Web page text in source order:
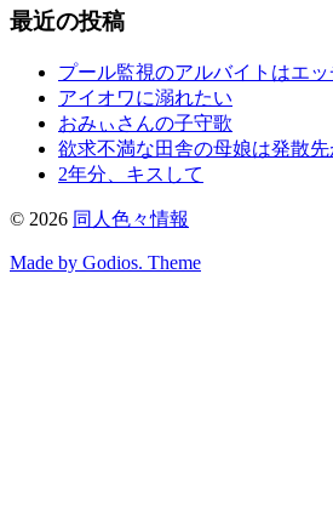
最近の投稿
プール監視のアルバイトはエ
アイオワに溺れたい
おみぃさんの子守歌
欲求不満な田舎の母娘は発散先
2年分、キスして
© 2026 同人色々情報
Made by Godios. Theme